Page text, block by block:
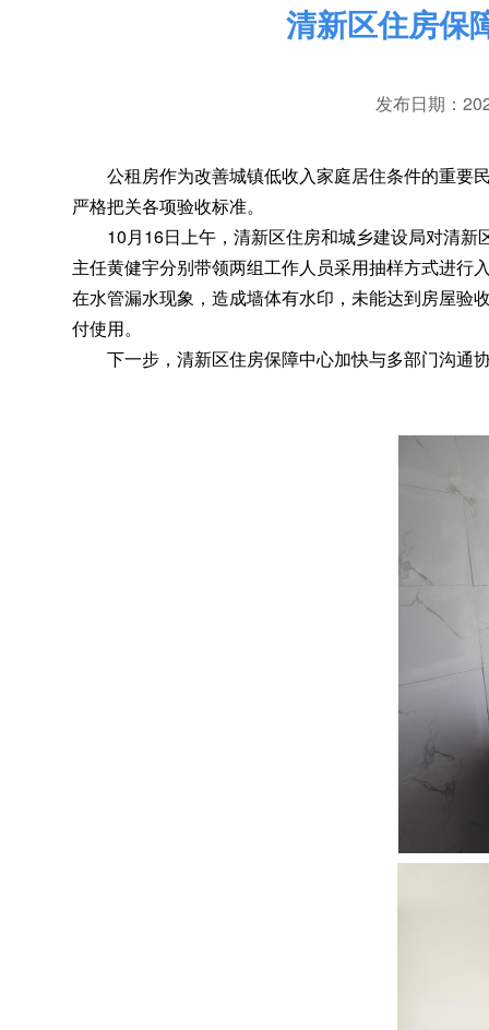
清新区住房保
发布日期：
公租房作为改善城镇低收入家庭居住条件的重要
严格把关各项验收标准。
10月16日上午 ， 清新区住房和城乡建设局对清新
主任黄健宇分别带领两组工作人员采用抽样方式进行
在水管漏水现象 ， 造成墙体有水印，未能达到房屋验
付使用。
下一步 ， 清新区住房保障中心加快与多部门沟通